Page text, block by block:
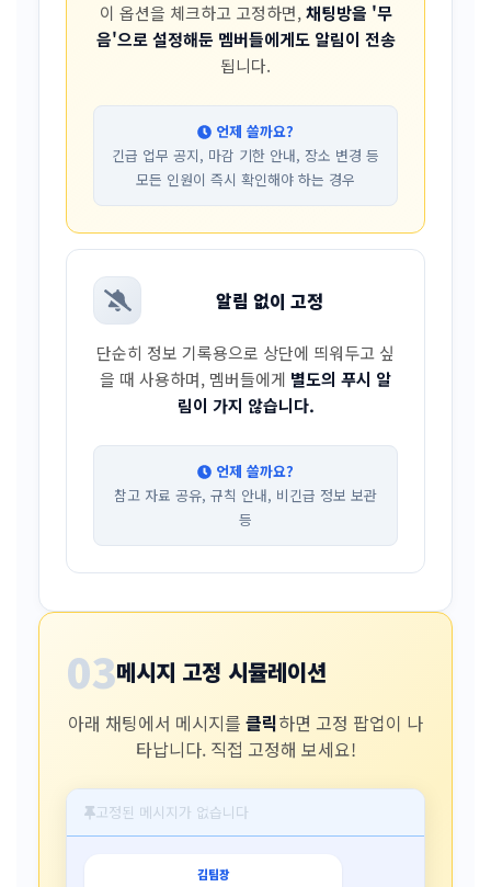
이 옵션을 체크하고 고정하면,채팅방을 '무
음'으로 설정해둔 멤버들에게도 알림이 전송
됩니다.
언제 쓸까요?
긴급 업무 공지, 마감 기한 안내, 장소 변경 등
모든 인원이 즉시 확인해야 하는 경우
알림 없이 고정
단순히 정보 기록용으로 상단에 띄워두고 싶
을 때 사용하며, 멤버들에게 별도의 푸시 알
림이 가지 않습니다.
언제 쓸까요?
참고 자료 공유, 규칙 안내, 비긴급 정보 보관
등
03메시지 고정 시뮬레이션
아래 채팅에서 메시지를 클릭하면 고정 팝업이 나
타납니다. 직접 고정해 보세요!
고정된 메시지가 없습니다
김팀장